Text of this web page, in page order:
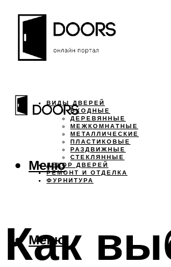
ВИДЫ ДВЕРЕЙ
ВХОДНЫЕ
ДЕРЕВЯННЫЕ
МЕЖКОМНАТНЫЕ
МЕТАЛЛИЧЕСКИЕ
ПЛАСТИКОВЫЕ
РАЗДВИЖНЫЕ
СТЕКЛЯННЫЕ
ДЕКОР ДВЕРЕЙ
РЕМОНТ И ОТДЕЛКА
ФУРНИТУРА
Меню
Меню
Как